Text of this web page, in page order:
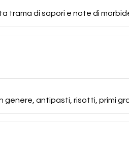
trama di sapori e note di
genere, antipasti, risotti, primi